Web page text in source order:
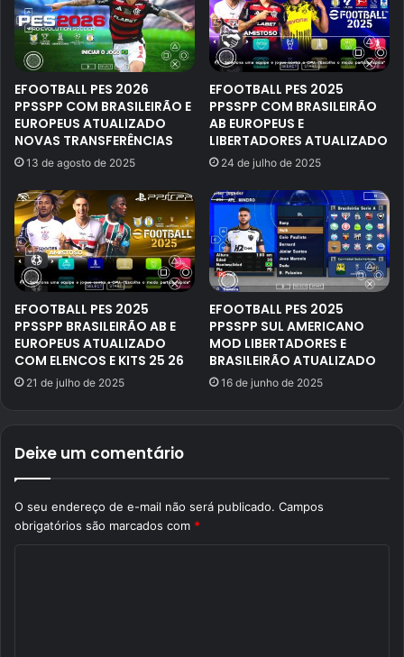
EFOOTBALL PES 2026
PPSSPP COM BRASILEIRÃO E
EUROPEUS ATUALIZADO
NOVAS TRANSFERÊNCIAS
13 de agosto de 2025
EFOOTBALL PES 2025
PPSSPP COM BRASILEIRÃO
AB EUROPEUS E
LIBERTADORES ATUALIZADO
24 de julho de 2025
EFOOTBALL PES 2025
PPSSPP BRASILEIRÃO AB E
EUROPEUS ATUALIZADO
COM ELENCOS E KITS 25 26
21 de julho de 2025
EFOOTBALL PES 2025
PPSSPP SUL AMERICANO
MOD LIBERTADORES E
BRASILEIRÃO ATUALIZADO
16 de junho de 2025
Deixe um comentário
O seu endereço de e-mail não será publicado. Campos
obrigatórios são marcados com *